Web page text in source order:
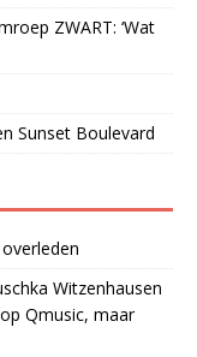
ZWART: ‘Wat
Sunset Boulevard
Witzenhausen
Qmusic, maar